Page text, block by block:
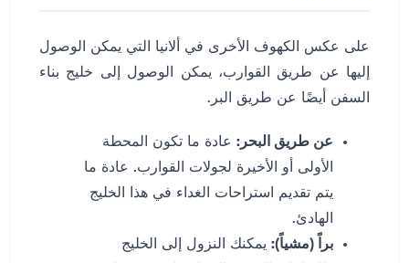
على عكس الكهوف الأخرى في ألانيا التي يمكن الوصول
إليها عن طريق القوارب، يمكن الوصول إلى خليج بناء
السفن أيضًا عن طريق البر.
عن طريق البحر: عادة ما تكون المحطة
الأولى أو الأخيرة لجولات القوارب. عادة ما
يتم تقديم استراحات الغداء في هذا الخليج
الهادئ.
براً (مشياً): يمكنك النزول إلى الخليج